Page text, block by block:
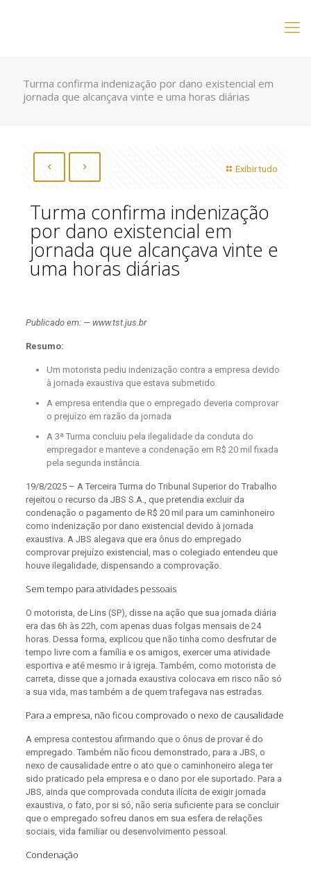
Turma confirma indenização por dano existencial em
jornada que alcançava vinte e uma horas diárias
Exibir tudo
Turma confirma indenização
por dano existencial em
jornada que alcançava vinte e
uma horas diárias
Publicado em: — www.tst.jus.br
Resumo:
Um motorista pediu indenização contra a empresa devido
à jornada exaustiva que estava submetido.
A empresa entendia que o empregado deveria comprovar
o prejuízo em razão da jornada
A 3ª Turma concluiu pela ilegalidade da conduta do
empregador e manteve a condenação em R$ 20 mil fixada
pela segunda instância.
19/8/2025 – A Terceira Turma do Tribunal Superior do Trabalho
rejeitou o recurso da JBS S.A., que pretendia excluir da
condenação o pagamento de R$ 20 mil para um caminhoneiro
como indenização por dano existencial devido à jornada
exaustiva. A JBS alegava que era ônus do empregado
comprovar prejuízo existencial, mas o colegiado entendeu que
houve ilegalidade, dispensando a comprovação.
Sem tempo para atividades pessoais
O motorista, de Lins (SP), disse na ação que sua jornada diária
era das 6h às 22h, com apenas duas folgas mensais de 24
horas. Dessa forma, explicou que não tinha como desfrutar de
tempo livre com a família e os amigos, exercer uma atividade
esportiva e até mesmo ir à igreja. Também, como motorista de
carreta, disse que a jornada exaustiva colocava em risco não só
a sua vida, mas também a de quem trafegava nas estradas.
Para a empresa, não ficou comprovado o nexo de causalidade
A empresa contestou afirmando que o ônus de provar é do
empregado. Também não ficou demonstrado, para a JBS, o
nexo de causalidade entre o ato que o caminhoneiro alega ter
sido praticado pela empresa e o dano por ele suportado. Para a
JBS, ainda que comprovada conduta ilícita de exigir jornada
exaustiva, o fato, por si só, não seria suficiente para se concluir
que o empregado sofreu danos em sua esfera de relações
sociais, vida familiar ou desenvolvimento pessoal.
Condenação